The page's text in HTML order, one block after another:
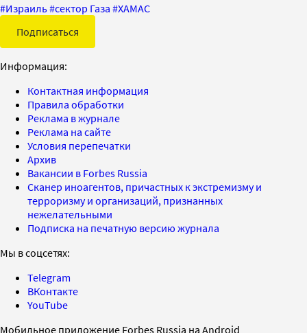
#Израиль#сектор Газа #ХАМАС
Подписаться
Информация:
Контактная информация
Правила обработки
Реклама в журнале
Реклама на сайте
Условия перепечатки
Архив
Вакансии в Forbes Russia
Сканер иноагентов, причастных к экстремизму и
терроризму и организаций, признанных
нежелательными
Подписка на печатную версию журнала
Мы в соцсетях:
Telegram
ВКонтакте
YouTube
Мобильное приложение Forbes Russia на Android